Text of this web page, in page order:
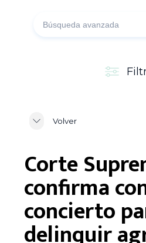
Volver
Corte
confirma
concierto
delinquir